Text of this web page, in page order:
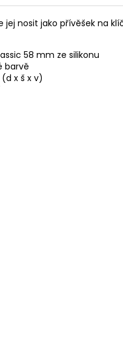
jej nosit jako přívěšek na
58 mm ze silikonu
barvě
x š x v)